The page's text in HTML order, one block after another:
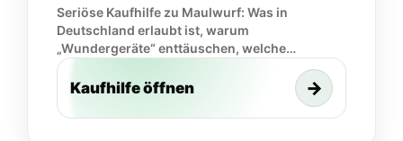
Seriöse Kaufhilfe zu Maulwurf: Was in
Deutschland erlaubt ist, warum
„Wundergeräte“ enttäuschen, welche
Vergrämer realistisch sind.
Kaufhilfe öffnen →